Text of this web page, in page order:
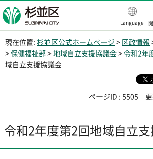
杉並区
Language
現在位置: 杉並区公式ホームページ > 区政情報
>保健福祉部>地域自立支援協議会>令和2年
域自立支援協議会
ページID : 5505
令和2年度第2回地域自立